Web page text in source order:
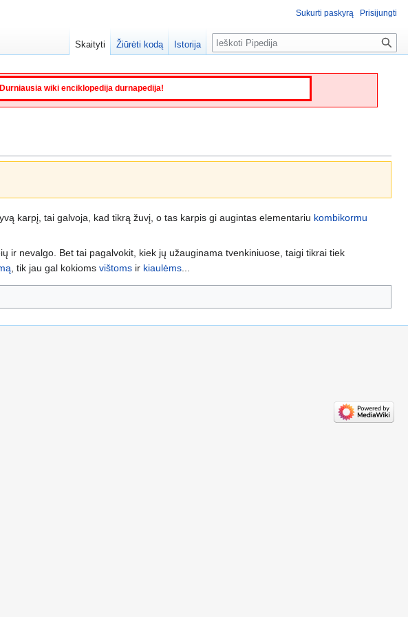
wiki enciklopedija durnapedija!
karpį, tai galvoja, kad tikrą žuvį, o tas karpis gi augintas elementariu kombikormu
ir nevalgo. Bet tai pagalvokit, kiek jų užauginama tvenkiniuose, taigi tikrai tiek
, tik jau gal kokioms vištoms ir kiaulėms
Sukurti paskyrą Prisijungti
Skaityti Žiūrėti kodą Istorija Paieška